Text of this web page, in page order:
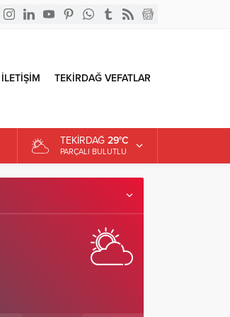
İLETİŞİM TEKİRDAĞ VEFATLAR
TEKIRDAĞ 29°C
PARÇALI BULUTLU